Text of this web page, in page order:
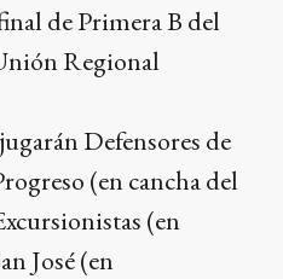
de Primera B del
Regional
Defensores de
(en cancha del
(en
José (en